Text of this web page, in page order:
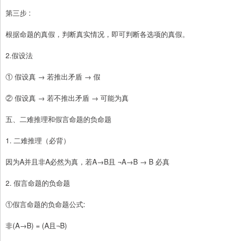
第三步 :
根据命题的真假，判断真实情况，即可判断各选项的真假。
2.假设法
① 假设真 → 若推出矛盾 → 假
② 假设真 → 若不推出矛盾 → 可能为真
五、二难推理和假言命题的负命题
1. 二难推理（必背）
因为A并且非A必然为真，若A→B且 ¬A→B → B 必真
2. 假言命题的负命题
①假言命题的负命题公式:
非(A→B) = (A且¬B)